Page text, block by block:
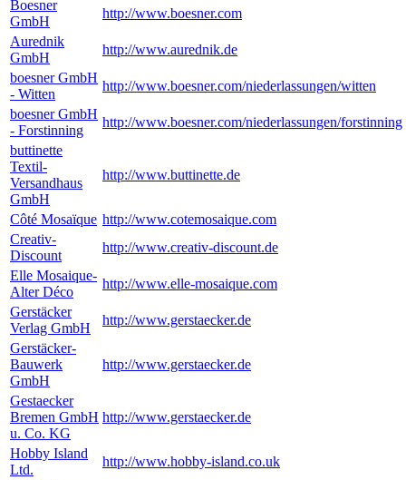
Boesner
GmbH
http://www.boesner.com
Aurednik
GmbH
http://www.aurednik.de
boesner GmbH
- Witten
http://www.boesner.com/niederlassungen/witten
boesner GmbH
- Forstinning
http://www.boesner.com/niederlassungen/forstinning
buttinette
Textil-
Versandhaus
GmbH
http://www.buttinette.de
Côté Mosaïque http://www.cotemosaique.com
Creativ-
Discount
http://www.creativ-discount.de
Elle Mosaique-
Alter Déco
http://www.elle-mosaique.com
Gerstäcker
Verlag GmbH
http://www.gerstaecker.de
Gerstäcker-
Bauwerk
GmbH
http://www.gerstaecker.de
Gestaecker
Bremen GmbH
u. Co. KG
http://www.gerstaecker.de
Hobby Island
Ltd.
http://www.hobby-island.co.uk